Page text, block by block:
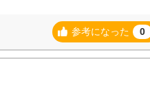
参考になった 0